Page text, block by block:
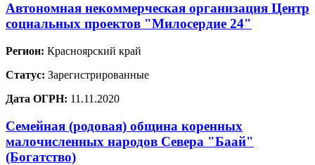
Автономная некоммерческая организация Центр
социальных проектов "Милосердие 24"
Регион: Красноярский край
Статус: Зарегистрированные
Дата ОГРН: 11.11.2020
Семейная (родовая) община коренных
малочисленных народов Севера "Баай"
(Богатство)